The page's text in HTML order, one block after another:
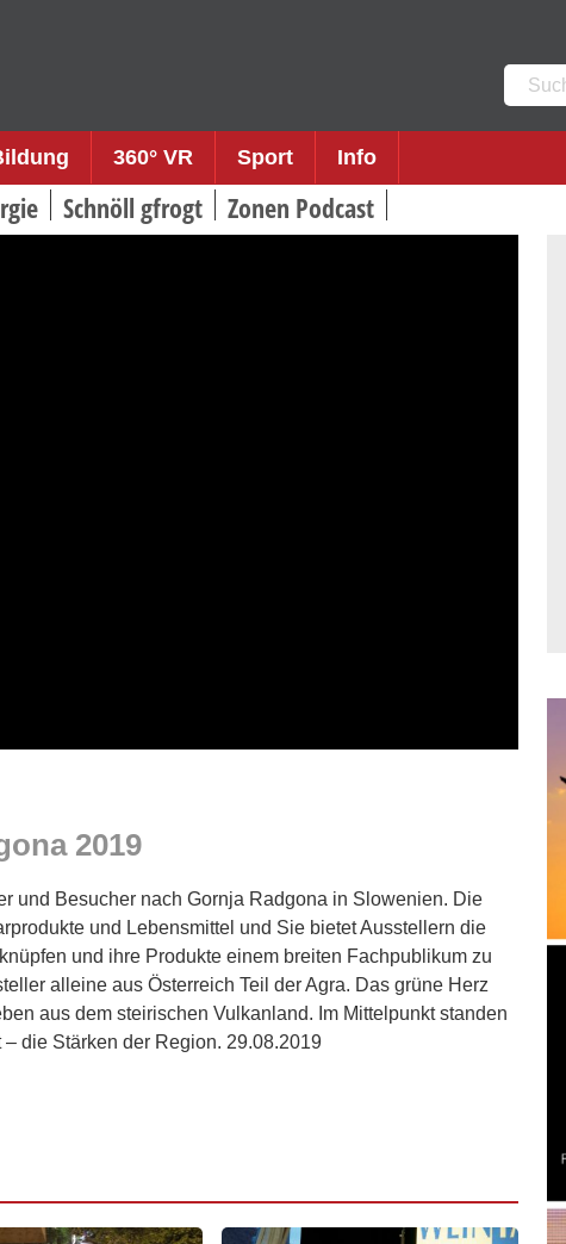
Suchen
nach:
360° VR Sport Info
Schnöll gfrogt Zonen Podcast
2019
und Besucher nach Gornja Radgona in Slowenien. Die
und Lebensmittel und Sie bietet Ausstellern die
und ihre Produkte einem breiten Fachpublikum zu
alleine aus Österreich Teil der Agra. Das grüne Herz
aus dem steirischen Vulkanland. Im Mittelpunkt standen
die Stärken der Region. 29.08.2019